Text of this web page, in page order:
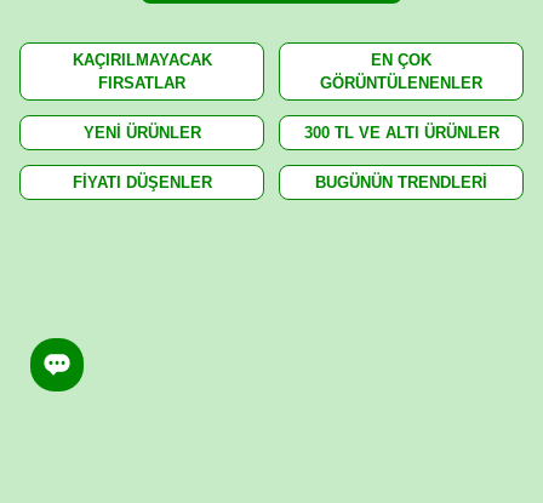
KAÇIRILMAYACAK
FIRSATLAR
EN ÇOK
GÖRÜNTÜLENENLER
YENİ ÜRÜNLER 300 TL VE ALTI ÜRÜNLER
FİYATI DÜŞENLER BUGÜNÜN TRENDLERİ